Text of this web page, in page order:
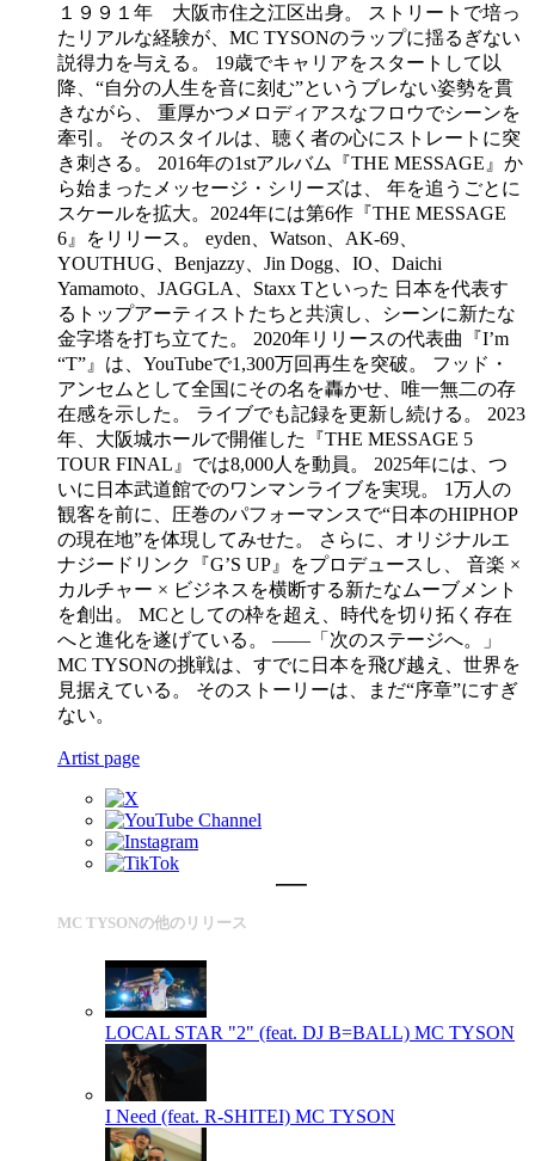
１９９１年 大阪市住之江区出身。 ストリートで培っ
たリアルな経験が、MC TYSONのラップに揺るぎない
説得力を与える。 19歳でキャリアをスタートして以
降、“自分の人生を音に刻む”というブレない姿勢を貫
きながら、 重厚かつメロディアスなフロウでシーンを
牽引。 そのスタイルは、聴く者の心にストレートに突
き刺さる。 2016年の1stアルバム『THE MESSAGE』か
ら始まったメッセージ・シリーズは、 年を追うごとに
スケールを拡大。2024年には第6作『THE MESSAGE
6』をリリース。 eyden、Watson、AK-69、
YOUTHUG、Benjazzy、Jin Dogg、IO、Daichi
Yamamoto、JAGGLA、Staxx Tといった 日本を代表す
るトップアーティストたちと共演し、シーンに新たな
金字塔を打ち立てた。 2020年リリースの代表曲『I’m
“T”』は、YouTubeで1,300万回再生を突破。 フッド・
アンセムとして全国にその名を轟かせ、唯一無二の存
在感を示した。 ライブでも記録を更新し続ける。 2023
年、大阪城ホールで開催した『THE MESSAGE 5
TOUR FINAL』では8,000人を動員。 2025年には、つ
いに日本武道館でのワンマンライブを実現。 1万人の
観客を前に、圧巻のパフォーマンスで“日本のHIPHOP
の現在地”を体現してみせた。 さらに、オリジナルエ
ナジードリンク『G’S UP』をプロデュースし、 音楽 ×
カルチャー × ビジネスを横断する新たなムーブメント
を創出。 MCとしての枠を超え、時代を切り拓く存在
へと進化を遂げている。 ——「次のステージへ。」
MC TYSONの挑戦は、すでに日本を飛び越え、世界を
見据えている。 そのストーリーは、まだ“序章”にすぎ
ない。
Artist page
MC TYSONの他のリリース
LOCAL STAR "2" (feat. DJ B=BALL) MC TYSON
I Need (feat. R-SHITEI) MC TYSON